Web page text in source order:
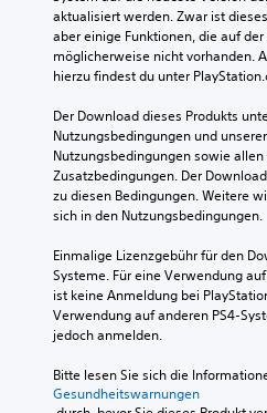
aktualisiert werden. Zwar ist
aber einige Funktionen, die auf
möglicherweise nicht vorhanden.
hierzu findest du unter
Der Download dieses Produkts
Nutzungsbedingungen und
Nutzungsbedingungen sowie
Zusatzbedingungen. Der
zu diesen Bedingungen. Weitere
sich in den Nutzungsbedingungen.
Einmalige Lizenzgebühr für den
Systeme. Für eine Verwendung
ist keine Anmeldung bei
Verwendung auf anderen PS4-
jedoch anmelden.
Bitte lesen Sie sich die
Gesundheitswarnungen